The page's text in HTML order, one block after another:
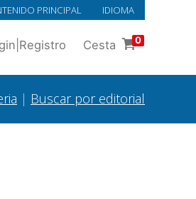
PRINCIPAL IDIOMA
Registro Cesta 0
| Buscar por editorial